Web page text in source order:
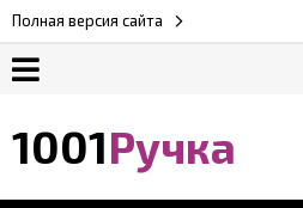
Полная версия сайта
1001Ручка